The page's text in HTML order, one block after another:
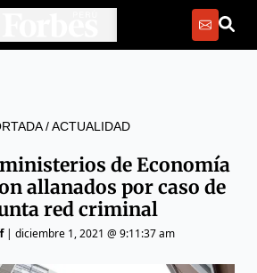
/ACTUALIDAD
ministerios de Economía
allanados por caso de
red criminal
| diciembre 1, 2021 @ 9:11:37 am